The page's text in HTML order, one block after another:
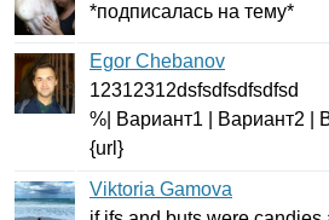
*подписалась на тему*
Egor Chebanov
12312312dsfsdfsdfsdfsd
%| Вариант1 | Вариант2 |
{url }
Viktoria Gamova